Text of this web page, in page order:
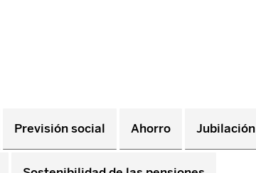
Previsión social Ahorro Jubilación